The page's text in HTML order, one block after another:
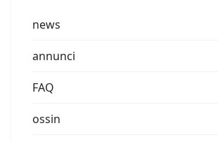
news
annunci
FAQ
ossin